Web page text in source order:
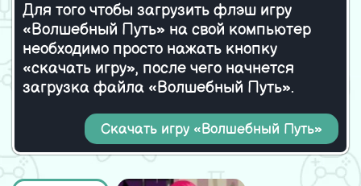
Для того чтобы загрузить флэш игру
«Волшебный Путь» на свой компьютер
необходимо просто нажать кнопку
«скачать игру», после чего начнется
загрузка файла «Волшебный Путь».
Скачать игру «Волшебный Путь»